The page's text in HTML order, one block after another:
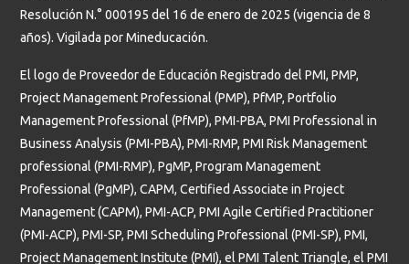
Resolución N.° 000195 del 16 de enero de 2025 (vigencia de 8
años). Vigilada por Mineducación.
El logo de Proveedor de Educación Registrado del PMI, PMP,
Project Management Professional (PMP), PfMP, Portfolio
Management Professional (PfMP), PMI-PBA, PMI Professional in
Business Analysis (PMI-PBA), PMI-RMP, PMI Risk Management
professional (PMI-RMP), PgMP, Program Management
Professional (PgMP), CAPM, Certified Associate in Project
Management (CAPM), PMI-ACP, PMI Agile Certified Practitioner
(PMI-ACP), PMI-SP, PMI Scheduling Professional (PMI-SP), PMI,
Project Management Institute (PMI), el PMI Talent Triangle, el PMI